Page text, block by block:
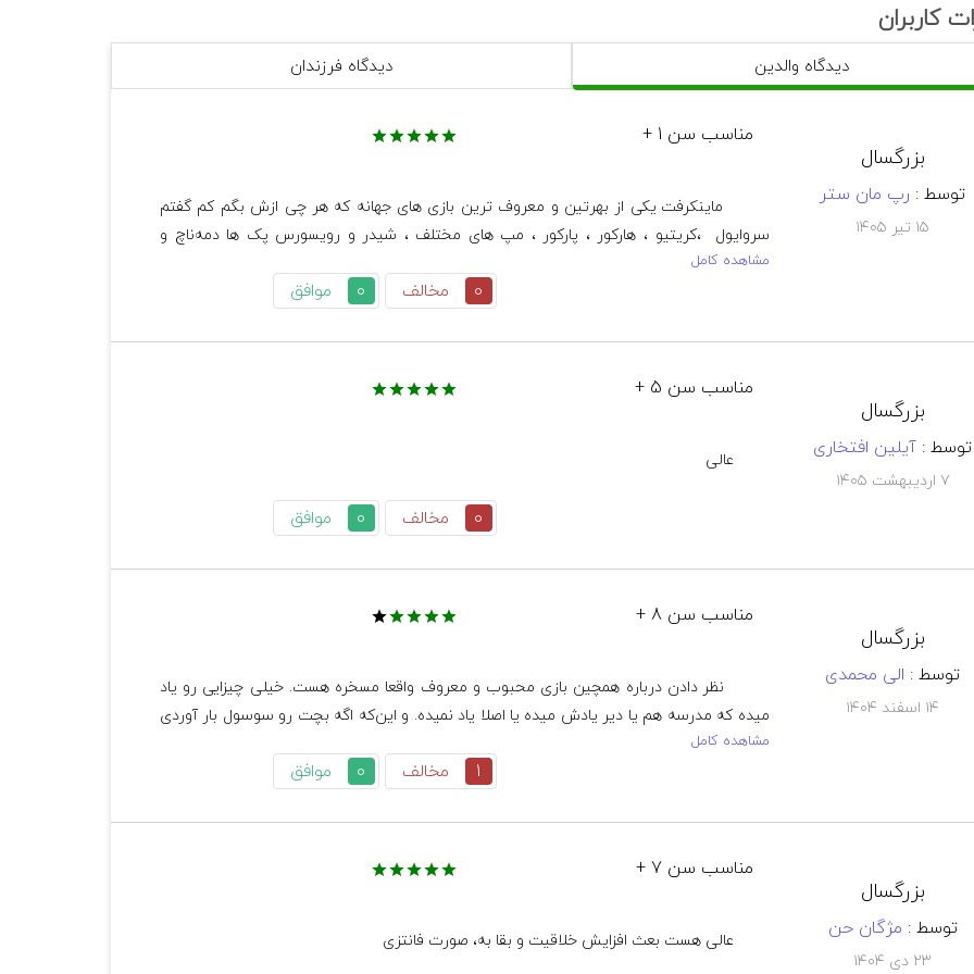
کاربران
دیدگاه والدین دیدگاه فرزندان
بزرگسال
توسط : رپ مان ستر
۱۵ تیر ۱۴۰۵
مناسب سن 1 +
موجانگ گرم
مشاهده کامل
0 موافق 0 مخالف
بزرگسال
توسط : آیلین افتخاری
۷ اردیبهشت ۱۴۰۵
مناسب سن 5 +
0 موافق 0 مخالف
بزرگسال
توسط : الی محمدی
۱۴ اسفند ۱۴۰۴
مناسب سن 8 +
مشاهده کامل
0 موافق 1 مخالف
بزرگسال
توسط : مژگان حن
۲۳ دی ۱۴۰۴
مناسب سن 7 +